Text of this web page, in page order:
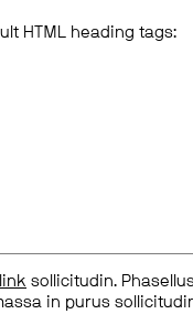
HTML heading tags:
sollicitudin.
in purus